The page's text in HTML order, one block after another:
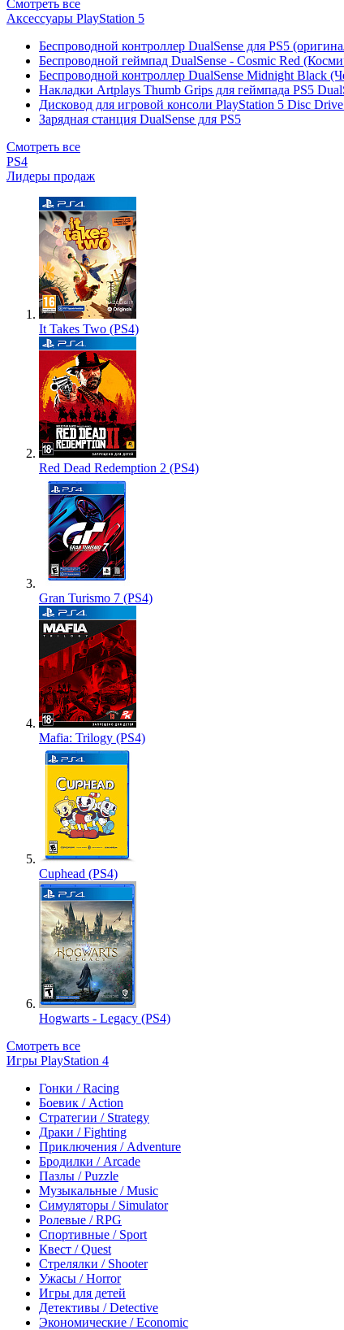
Смотреть все
Аксессуары PlayStation 5
Беспроводной контроллер DualSense для PS5
Беспроводной геймпад DualSense - Cosmic Red
Беспроводной контроллер DualSense Midnight Black
Накладки Artplays Thumb Grips для геймпада PS5
Дисковод для игровой консоли PlayStation 5 Disc
Зарядная станция DualSense для PS5
Смотреть все
PS4
Лидеры продаж
It Takes Two (PS4)
Red Dead Redemption 2 (PS4)
Gran Turismo 7 (PS4)
Mafia: Trilogy (PS4)
Cuphead (PS4)
Hogwarts - Legacy (PS4)
Смотреть все
Игры PlayStation 4
Гонки / Racing
Боевик / Action
Стратегии / Strategy
Драки / Fighting
Приключения / Adventure
Бродилки / Arcade
Пазлы / Puzzle
Музыкальные / Music
Симуляторы / Simulator
Ролевые / RPG
Спортивные / Sport
Квест / Quest
Стрелялки / Shooter
Ужасы / Horror
Игры для детей
Детективы / Detective
Экономические / Economic